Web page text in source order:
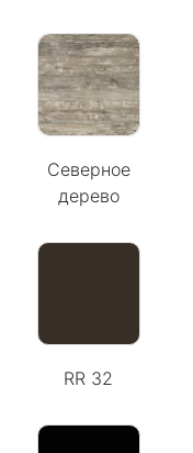
Северное
дерево
RR 32